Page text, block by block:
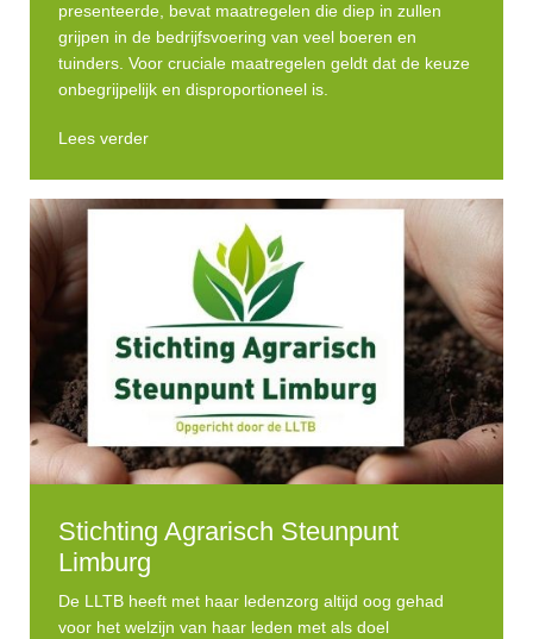
presenteerde, bevat maatregelen die diep in zullen
grijpen in de bedrijfsvoering van veel boeren en
tuinders. Voor cruciale maatregelen geldt dat de keuze
onbegrijpelijk en disproportioneel is.
Lees verder
Stichting Agrarisch Steunpunt
Limburg
De LLTB heeft met haar ledenzorg altijd oog gehad
voor het welzijn van haar leden met als doel